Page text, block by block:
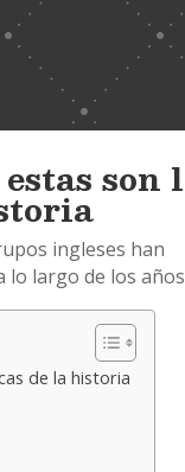
son
ingleses han
lo largo de los
de la historia